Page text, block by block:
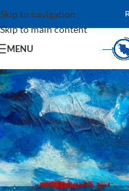
Skip to navigation
Skip to main content
MENU